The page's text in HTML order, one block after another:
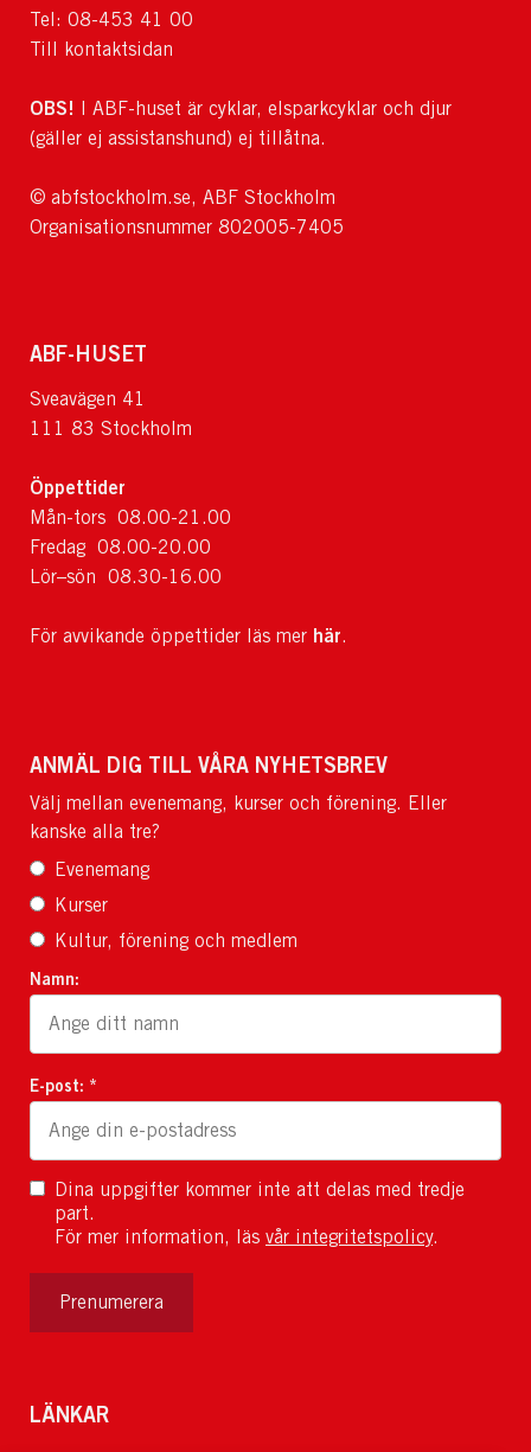
Tel: 08-453 41 00
Till kontaktsidan
OBS! I ABF-huset är cyklar, elsparkcyklar och djur
(gäller ej assistanshund) ej tillåtna.
© abfstockholm.se, ABF Stockholm
Organisationsnummer 802005-7405
ABF-HUSET
Sveavägen 41
111 83 Stockholm
Öppettider
Mån-tors 08.00-21.00
Fredag 08.00-20.00
Lör–sön 08.30-16.00
För avvikande öppettider läs mer här.
ANMÄL DIG TILL VÅRA NYHETSBREV
Välj mellan evenemang, kurser och förening. Eller
kanske alla tre?
Evenemang
Kurser
Kultur, förening och medlem
Namn:
E-post: *
Dina uppgifter kommer inte att delas med tredje
part.
För mer information, läs vår integritetspolicy.
Prenumerera
LÄNKAR